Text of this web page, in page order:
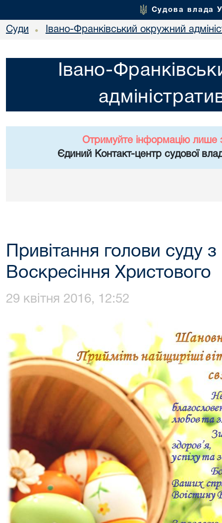
Судова влада
Суди • Івано-Франківський окружний
Івано-
Отримуйте інформацію лише
Єдиний Контакт-центр судової
Привітання голови суду
Воскресіння Христового
29 квітня 2016, 12:52